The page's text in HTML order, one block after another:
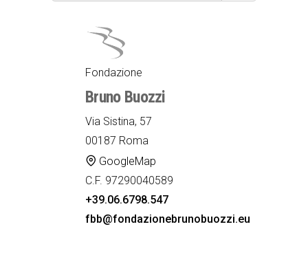
Fondazione
Bruno Buozzi
Via Sistina, 57
00187 Roma
GoogleMap
C.F. 97290040589
+39.06.6798.547
fbb@fondazionebrunobuozzi.eu